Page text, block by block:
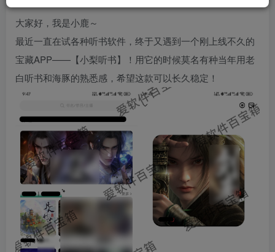
大家好，我是小鹿～
最近一直在试各种听书软件，终于又遇到一个刚上线不久的
宝藏APP——【小梨听书】！用它的时候莫名有种当年用老
白听书和海豚的熟悉感，希望这款可以长久稳定！